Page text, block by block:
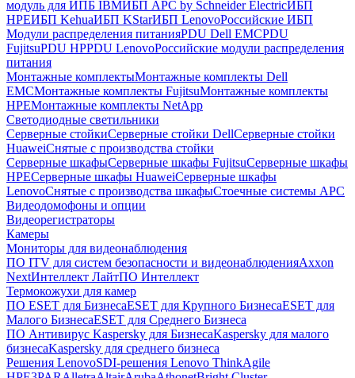
модуль для ИПБ IBMИБП APC by Schneider ElectricИБП
HPEИБП KehuaИБП KStarИБП LenovoРоссийские ИБП
Модули распределения питанияPDU Dell EMCPDU
FujitsuPDU HPPDU LenovoРоссийские модули распределения
питания
Монтажные комплектыМонтажные комплекты Dell
EMCМонтажные комплекты FujitsuМонтажные комплекты
HPEМонтажные комплекты NetApp
Светодиодные светильники
Серверные стойкиСерверные стойки DellСерверные стойки
HuaweiСнятые с производства стойки
Серверные шкафыСерверные шкафы FujitsuСерверные шкафы
HPEСерверные шкафы HuaweiСерверные шкафы
LenovoСнятые с производства шкафыСтоечные системы APC
Видеодомофоны и опции
Видеорегистраторы
Камеры
Мониторы для видеонаблюдения
ПО ITV для систем безопасности и видеонаблюденияAxxon
NextИнтеллект ЛайтПО Интеллект
Термокожухи для камер
ПО ESET для БизнесаESET для Крупного БизнесаESET для
Малого БизнесаESET для Среднего Бизнеса
ПО Антивирус Kaspersky для БизнесаKaspersky для малого
бизнесаKaspersky для среднего бизнеса
Решения LenovoSDI-решения Lenovo ThinkAgile